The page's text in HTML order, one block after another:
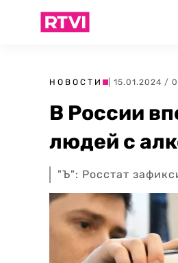
НОВОСТИ | 15.01.2024 /
В России
людей с
"Ъ": Росстат